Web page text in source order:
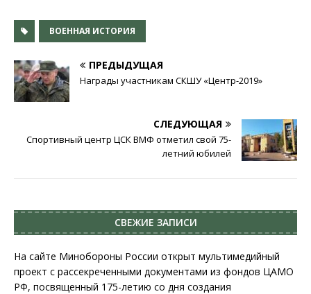
ВОЕННАЯ ИСТОРИЯ
ПРЕДЫДУЩАЯ
Награды участникам СКШУ «Центр-2019»
СЛЕДУЮЩАЯ
Спортивный центр ЦСК ВМФ отметил свой 75-
летний юбилей
СВЕЖИЕ ЗАПИСИ
На сайте Минобороны России открыт мультимедийный
проект с рассекреченными документами из фондов ЦАМО
РФ, посвященный 175-летию со дня создания